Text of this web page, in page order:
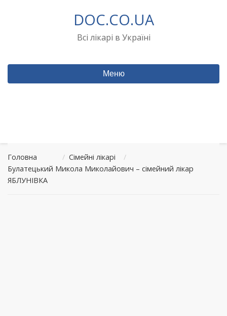
DOC.CO.UA
Всі лікарі в Україні
Меню
Головна / Сімейні лікарі
/
Булатецький Микола Миколайович – сімейний лікар
ЯБЛУНІВКА